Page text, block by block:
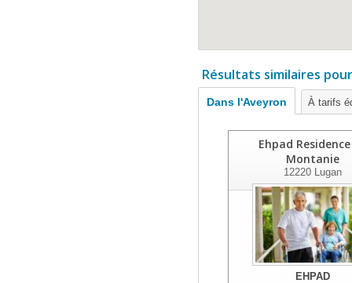
Résultats similaires
Dans l'Aveyron À tarifs
Ehpad
Montanie
12220Lugan
EHPAD